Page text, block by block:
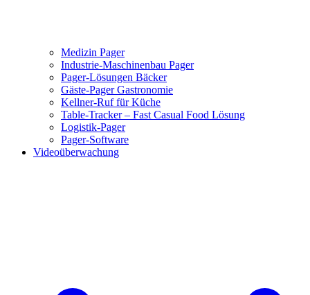
Medizin Pager
Industrie-Maschinenbau Pager
Pager-Lösungen Bäcker
Gäste-Pager Gastronomie
Kellner-Ruf für Küche
Table-Tracker – Fast Casual Food Lösung
Logistik-Pager
Pager-Software
Videoüberwachung